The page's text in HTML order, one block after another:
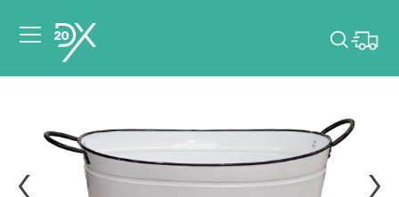
événement.
Choisir mes dates